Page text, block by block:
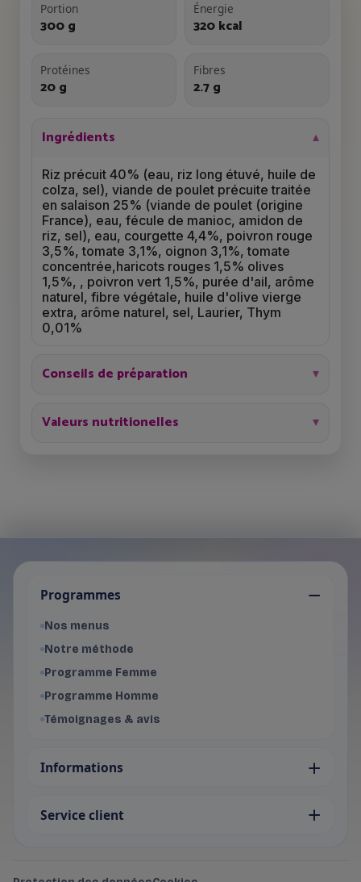
Portion
300 g
Énergie
320 kcal
Protéines
20 g
Fibres
2.7 g
Ingrédients
Riz précuit 40% (eau, riz long étuvé, huile de
colza, sel), viande de poulet précuite traitée
en salaison 25% (viande de poulet (origine
France), eau, fécule de manioc, amidon de
riz, sel), eau, courgette 4,4%, poivron rouge
3,5%, tomate 3,1%, oignon 3,1%, tomate
concentrée,haricots rouges 1,5% olives
1,5%, , poivron vert 1,5%, purée d'ail, arôme
naturel, fibre végétale, huile d'olive vierge
extra, arôme naturel, sel, Laurier, Thym
0,01%
Conseils de préparation
Valeurs nutritionelles
Je choisis mon programme
Programme Homme
Programmes
Nos menus
Notre méthode
Programme Femme
Programme Homme
Témoignages & avis
Informations
Service client